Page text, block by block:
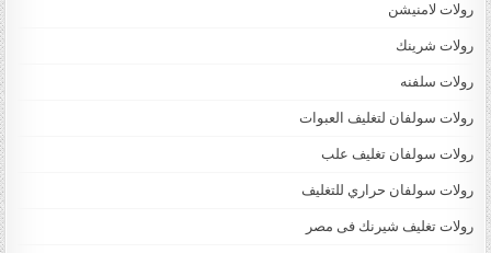
رولات لامنيشن
رولات شرينك
رولات سلفنه
رولات سولفان لتغليف العبوات
رولات سولفان تغليف علب
رولات سولفان حراري للتغليف
رولات تغليف شيرنك فى مصر